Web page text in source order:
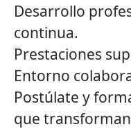
Desarrollo
continua.
Prestaciones
Entorno
Postúlate y
que